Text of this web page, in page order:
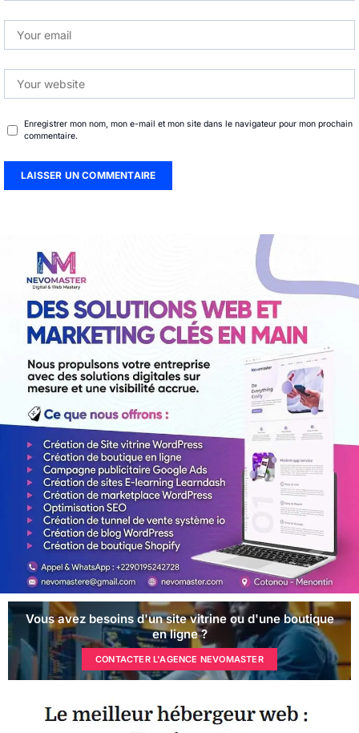
Enregistrer mon nom, mon e-mail et mon site dans le navigateur pour mon prochain
commentaire.
Vous avez besoins d'un site vitrine ou d'une boutique
en ligne ?
CONTACTER L'AGENCE NEVOMASTER